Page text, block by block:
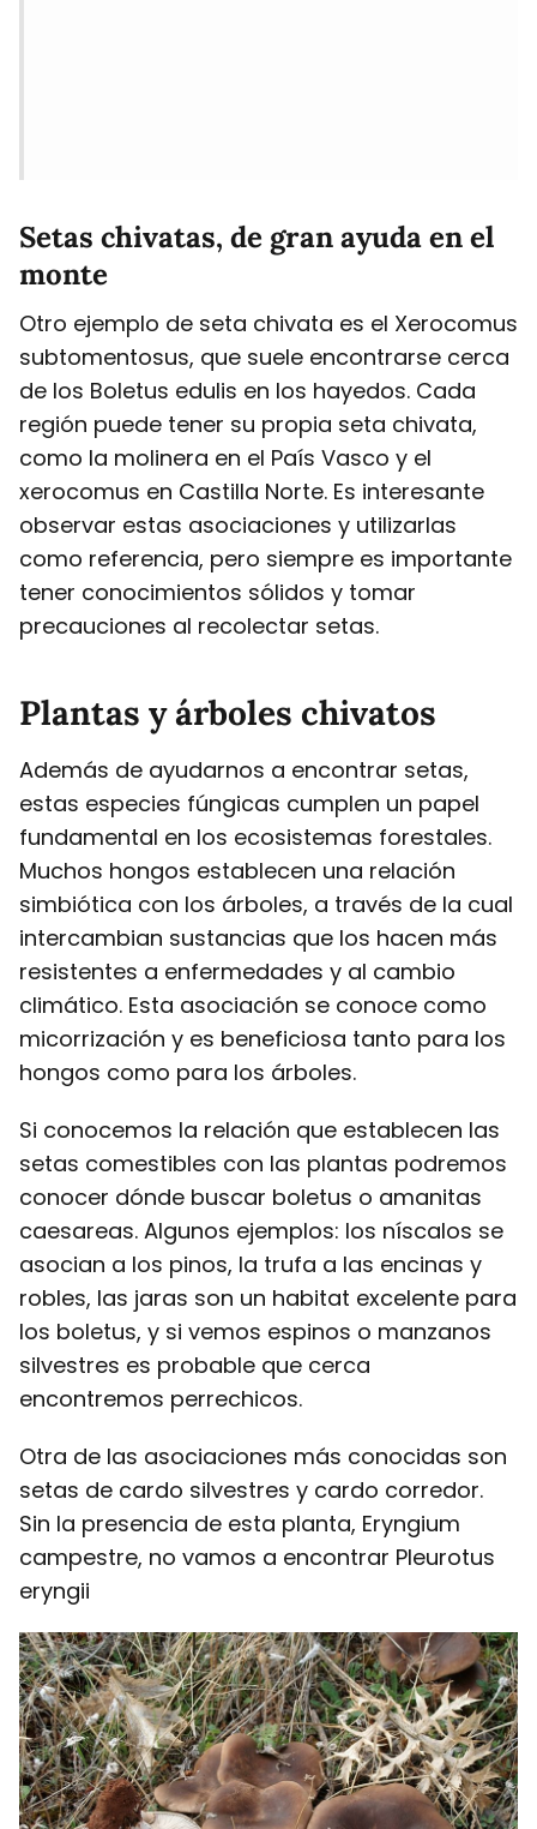
Setas chivatas, de gran ayuda en el
monte
Otro ejemplo de seta chivata es el Xerocomus
subtomentosus, que suele encontrarse cerca
de los Boletus edulis en los hayedos. Cada
región puede tener su propia seta chivata,
como la molinera en el País Vasco y el
xerocomus en Castilla Norte. Es interesante
observar estas asociaciones y utilizarlas
como referencia, pero siempre es importante
tener conocimientos sólidos y tomar
precauciones al recolectar setas.
Plantas y árboles chivatos
Además de ayudarnos a encontrar setas,
estas especies fúngicas cumplen un papel
fundamental en los ecosistemas forestales.
Muchos hongos establecen una relación
simbiótica con los árboles, a través de la cual
intercambian sustancias que los hacen más
resistentes a enfermedades y al cambio
climático. Esta asociación se conoce como
micorrización y es beneficiosa tanto para los
hongos como para los árboles.
Si conocemos la relación que establecen las
setas comestibles con las plantas podremos
conocer dónde buscar boletus o amanitas
caesareas. Algunos ejemplos: los níscalos se
asocian a los pinos, la trufa a las encinas y
robles, las jaras son un habitat excelente para
los boletus, y si vemos espinos o manzanos
silvestres es probable que cerca
encontremos perrechicos.
Otra de las asociaciones más conocidas son
setas de cardo silvestres y cardo corredor.
Sin la presencia de esta planta, Eryngium
campestre, no vamos a encontrar Pleurotus
eryngii